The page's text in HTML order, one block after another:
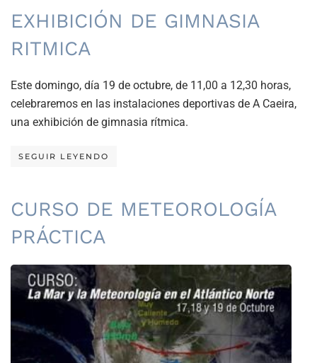
EXHIBICIÓN DE GIMNASIA
RITMICA
Este domingo, día 19 de octubre, de 11,00 a 12,30 horas,
celebraremos en las instalaciones deportivas de A Caeira,
una exhibición de gimnasia rítmica.
SEGUIR LEYENDO
CURSO DE METEOROLOGÍA
PRÁCTICA